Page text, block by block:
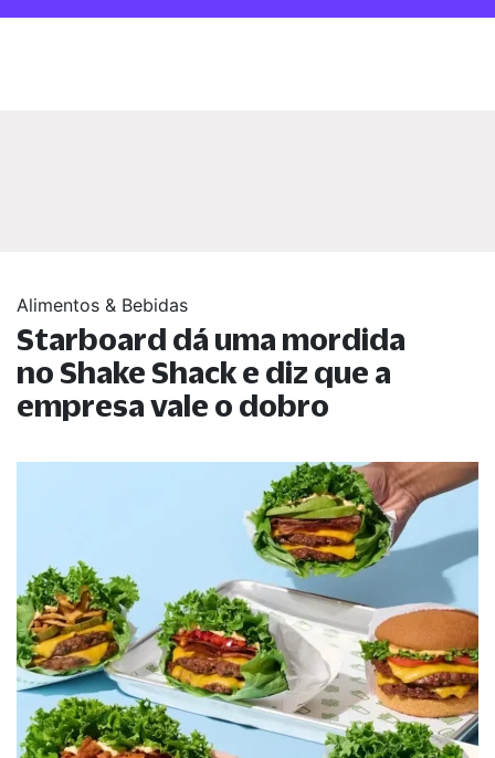
Alimentos & Bebidas
Starboard dá uma mordida
no Shake Shack e diz que a
empresa vale o dobro